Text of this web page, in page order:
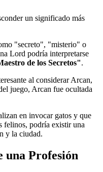
un significado más
"secreto", "misterio" o
Lord podría interpretarse
de los Secretos".
al considerar Arcan,
juego, Arcan fue ocultada
en invocar gatos y que
felinos, podría existir una
y la ciudad.
una Profesión